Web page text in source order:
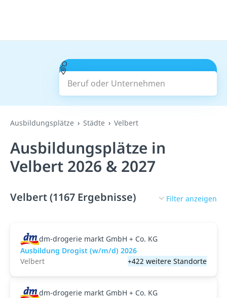
Beruf oder Unternehmen
Suchen
Ausbildungsplätze Städte Velbert
Ausbildungsplätze in
Velbert 2026 & 2027
Velbert (1167 Ergebnisse) Filter anzeigen
dm-drogerie markt GmbH + Co. KG
Ausbildung Drogist (w/m/d) 2026
Velbert
+422 weitere Standorte
dm-drogerie markt GmbH + Co. KG